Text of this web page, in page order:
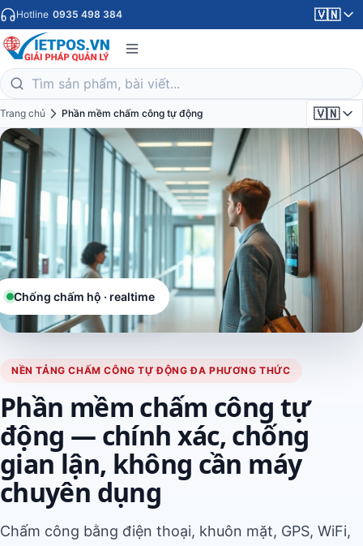
Hotline 0935 498 384 🇻🇳
Trang chủ Phần mềm chấm công tự động 🇻🇳
NỀN TẢNG CHẤM CÔNG TỰ ĐỘNG ĐA PHƯƠNG THỨC
Phần mềm chấm công tự
động — chính xác, chống
gian lận, không cần máy
chuyên dụng
Chấm công bằng điện thoại, khuôn mặt, GPS, WiFi,
Chống chấm hộ · realtime